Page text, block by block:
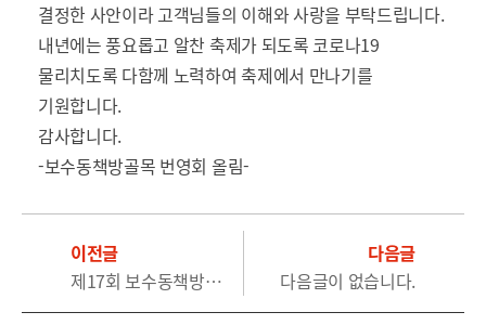
결정한 사안이라 고객님들의 이해와 사랑을 부탁드립니다.
내년에는 풍요롭고 알찬 축제가 되도록 코로나19
물리치도록 다함께 노력하여 축제에서 만나기를
기원합니다.
감사합니다.
-보수동책방골목 번영회 올림-
다음글
다음글이 없습니다.
이전글
제17회 보수동책방골목 문화축제는 쉽니다